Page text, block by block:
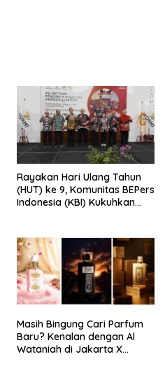
Rayakan Hari Ulang Tahun
(HUT) ke 9, Komunitas BEPers
Indonesia (KBI) Kukuhkan
Tema: “Penguatan dan
Pengembangan Organisasi
KBI yang Berbasis Riset di
seluruh Indonesia dan
Mancanegara”.
Masih Bingung Cari Parfum
Baru? Kenalan dengan Al
Wataniah di Jakarta X